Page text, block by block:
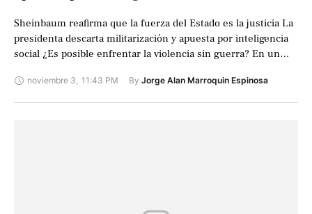
Sheinbaum reafirma que la fuerza del Estado es la justicia La
presidenta descarta militarización y apuesta por inteligencia
social ¿Es posible enfrentar la violencia sin guerra? En un
noviembre 3, 11:43 PM By Jorge Alan Marroquin Espinosa